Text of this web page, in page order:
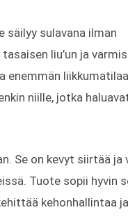
sulavana ilman
liu’un ja
enemmän liikkumatilaa
niille, jotka
Se on kevyt siirtää ja
Tuote sopii hyvin
kehonhallintaa ja